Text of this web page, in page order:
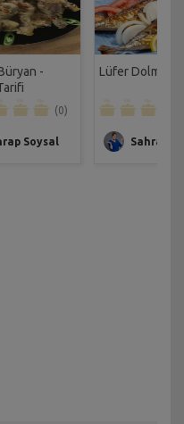
-
(0)
Soysal
Lüfer Dolması
Sahrap